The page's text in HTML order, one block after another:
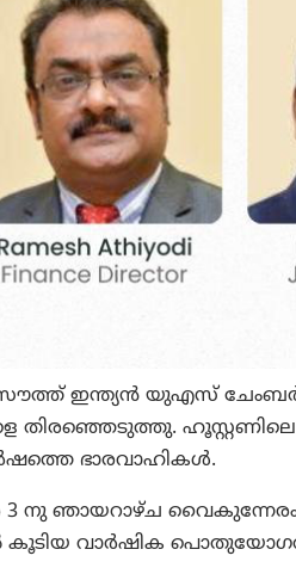
ഇന്ത്യൻ യുഎസ് ചേംബർ
തിരഞ്ഞെടുത്തു.
ഭാരവാഹികൾ.
നു ഞായറാഴ്ച വൈകുന്നേരം
വാർഷിക